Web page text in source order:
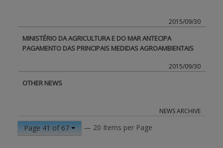
2015/09/30
MINISTÉRIO DA AGRICULTURA E DO MAR ANTECIPA
PAGAMENTO DAS PRINCIPAIS MEDIDAS AGROAMBIENTAIS
2015/09/30
OTHER NEWS
NEWS ARCHIVE
Page 41 of 67 — 20 Items per Page